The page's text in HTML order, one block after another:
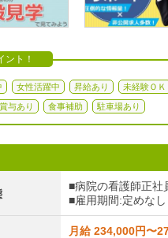
ント！
女性活躍中 昇給あり 未経験ＯＫ
賞与あり 食事補助 駐車場あり
■病院の看護師正社
■雇用期間:定めなし
月給 234,000円〜